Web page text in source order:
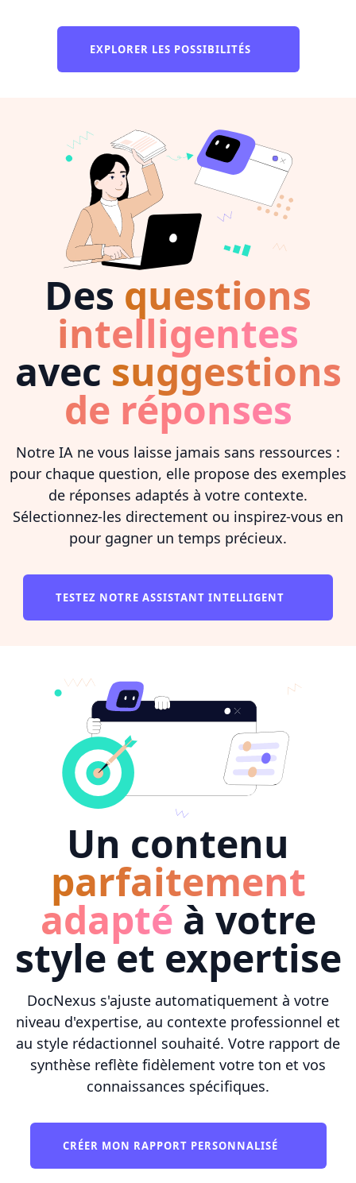
EXPLORER LES POSSIBILITÉS
Des questions
intelligentes
avec suggestions
de réponses
Notre IA ne vous laisse jamais sans ressources :
pour chaque question, elle propose des exemples
de réponses adaptés à votre contexte.
Sélectionnez-les directement ou inspirez-vous en
pour gagner un temps précieux.
TESTEZ NOTRE ASSISTANT INTELLIGENT
Un contenu
parfaitement
adapté à votre
style et expertise
DocNexus s'ajuste automatiquement à votre
niveau d'expertise, au contexte professionnel et
au style rédactionnel souhaité. Votre rapport de
synthèse reflète fidèlement votre ton et vos
connaissances spécifiques.
CRÉER MON RAPPORT PERSONNALISÉ